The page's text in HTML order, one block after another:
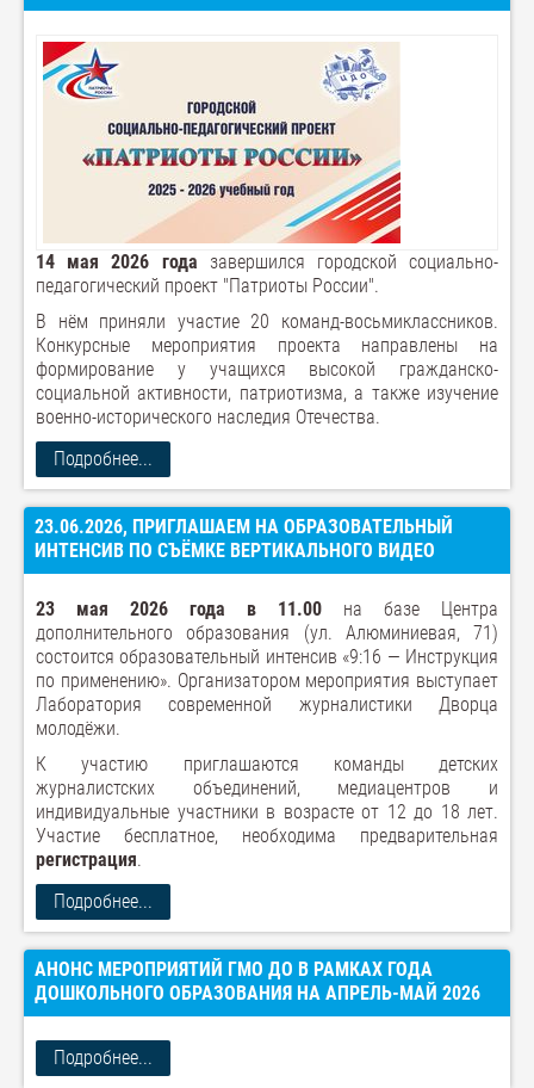
14 мая 2026 года завершился городской социально-
педагогический проект "Патриоты России".
В нём приняли участие 20 команд-восьмиклассников.
Конкурсные мероприятия проекта направлены на
формирование у учащихся высокой гражданско-
социальной активности, патриотизма, а также изучение
военно-исторического наследия Отечества.
Подробнее...
23.06.2026, ПРИГЛАШАЕМ НА ОБРАЗОВАТЕЛЬНЫЙ
ИНТЕНСИВ ПО СЪЁМКЕ ВЕРТИКАЛЬНОГО ВИДЕО
23 мая 2026 года в 11.00 на базе Центра
дополнительного образования (ул. Алюминиевая, 71)
состоится образовательный интенсив «9:16 — Инструкция
по применению». Организатором мероприятия выступает
Лаборатория современной журналистики Дворца
молодёжи.
К участию приглашаются команды детских
журналистских объединений, медиацентров и
индивидуальные участники в возрасте от 12 до 18 лет.
Участие бесплатное, необходима предварительная
регистрация.
Подробнее...
АНОНС МЕРОПРИЯТИЙ ГМО ДО В РАМКАХ ГОДА
ДОШКОЛЬНОГО ОБРАЗОВАНИЯ НА АПРЕЛЬ-МАЙ 2026
Подробнее...